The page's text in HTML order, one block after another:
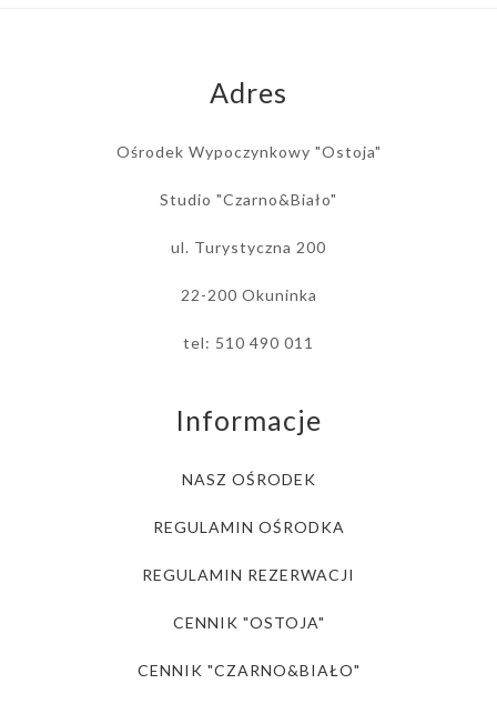
Adres
Ośrodek Wypoczynkowy "Ostoja"
Studio "Czarno&Biało"
ul. Turystyczna 200
22-200 Okuninka
tel: 510 490 011
Informacje
NASZ OŚRODEK
REGULAMIN OŚRODKA
REGULAMIN REZERWACJI
CENNIK "OSTOJA"
CENNIK "CZARNO&BIAŁO"